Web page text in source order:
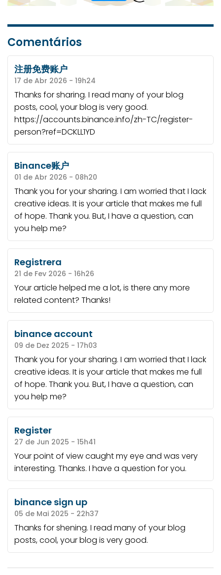
Comentários
注册免费账户
17 de Abr 2026 - 19h24
Thanks for sharing. I read many of your blog
posts, cool, your blog is very good.
https://accounts.binance.info/zh-TC/register-
person?ref=DCKLL1YD
Binance账户
01 de Abr 2026 - 08h20
Thank you for your sharing. I am worried that I lack
creative ideas. It is your article that makes me full
of hope. Thank you. But, I have a question, can
you help me?
Registrera
21 de Fev 2026 - 16h26
Your article helped me a lot, is there any more
related content? Thanks!
binance account
09 de Dez 2025 - 17h03
Thank you for your sharing. I am worried that I lack
creative ideas. It is your article that makes me full
of hope. Thank you. But, I have a question, can
you help me?
Register
27 de Jun 2025 - 15h41
Your point of view caught my eye and was very
interesting. Thanks. I have a question for you.
binance sign up
05 de Mai 2025 - 22h37
Thanks for shening. I read many of your blog
posts, cool, your blog is very good.